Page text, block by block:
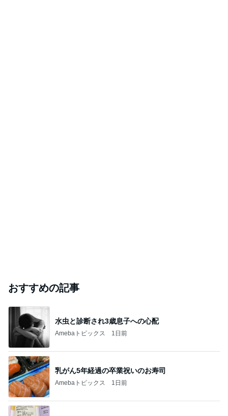
おすすめの記事
水虫と診断され3歳息子への心配
Amebaトピックス 1日前
乳がん5年経過の卒業祝いのお寿司
Amebaトピックス 1日前